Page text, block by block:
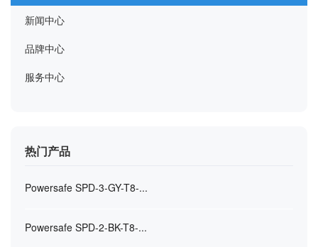
新闻中心
品牌中心
服务中心
热门产品
Powersafe SPD-3-GY-T8-...
Powersafe SPD-2-BK-T8-...